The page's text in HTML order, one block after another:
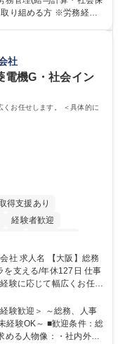
経験を積んでいただき
種 【総
えるゼネラリストを目
り組める方 ※労務経験
勤怠管理など）の経験
社
電機G・社会イン
くお任せします。 ＜具体的に
得支援あり
経験者歓迎
宅あり 食事補助あり
総務
える/年休127日 仕事
験に応じて幅広くお任せ
は事務所勤務ですが、
日帰り・宿泊を伴う国内
いに助け合いながら、総
験歓迎＞ ～総務、人事
経験OK～ ■歓迎条件：総